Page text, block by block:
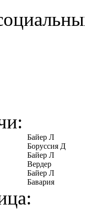
Байер Л
Боруссия Д
Байер Л
Вердер
Байер Л
Бавария